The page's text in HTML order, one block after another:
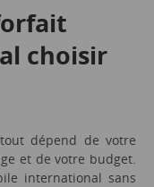
choisir
dépend de votre
et de votre budget.
international sans